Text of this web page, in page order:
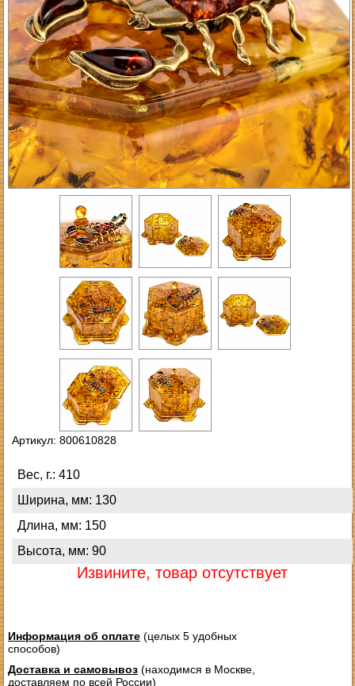
Артикул: 800610828
Вес, г.: 410
Ширина, мм: 130
Длина, мм: 150
Высота, мм: 90
Извините, товар отсутствует
Информация об оплате(целых 5 удобных
способов)
Доставка и самовывоз(находимся в Москве,
доставляем по всей России)